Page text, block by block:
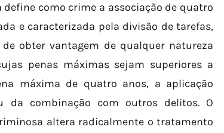
define como crime a associação de quatro
e caracterizada pela divisão de tarefas,
obter vantagem de qualquer natureza
penas máximas sejam superiores a
máxima de quatro anos, a aplicação
da combinação com outros delitos. O
altera radicalmente o tratamento